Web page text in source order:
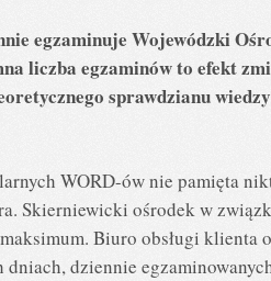
egzaminuje Wojewódzki
liczba egzaminów to efekt
sprawdzianu
WORD-ów nie pamięta
Skierniewicki ośrodek w
Biuro obsługi klienta
dziennie